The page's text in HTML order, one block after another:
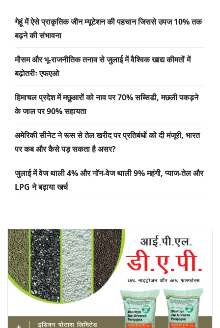
गेहूं में ऐसे प्राकृतिक जीन म्यूटेशन की पहचान जिससे उपज 10% तक
बढ़ने की संभावना
मौसम और भू-राजनीतिक तनाव से जुलाई में वैश्विक खाद्य कीमतों में
बढ़ोतरीः एफएओ
हिमाचल प्रदेश में मछुआरों को नाव पर 70% सब्सिडी, मछली पकड़ने
के जाल पर 90% सहायता
अमेरिकी सीनेट ने रूस से तेल खरीद पर प्रतिबंधों को दी मंजूरी, भारत
पर कब और कैसे पड़ सकता है असर?
जुलाई में वेज थाली 4% और नॉन-वेज थाली 9% महंगी, प्याज-तेल और
LPG ने बढ़ाया खर्च